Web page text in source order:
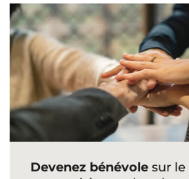
Devenez bénévolesur le